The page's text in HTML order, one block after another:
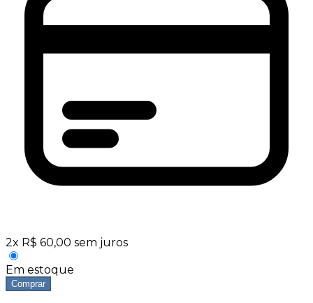
2x R$ 60,00 sem juros
Em estoque
Comprar